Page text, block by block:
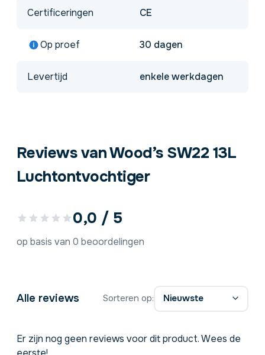
Certificeringen CE
Op proef 30 dagen
Levertijd enkele werkdagen
Reviews van Wood’s SW22 13L
Luchtontvochtiger
0,0 / 5
op basis van 0 beoordelingen
Alle reviews Sorteren op:
Er zijn nog geen reviews voor dit product. Wees de